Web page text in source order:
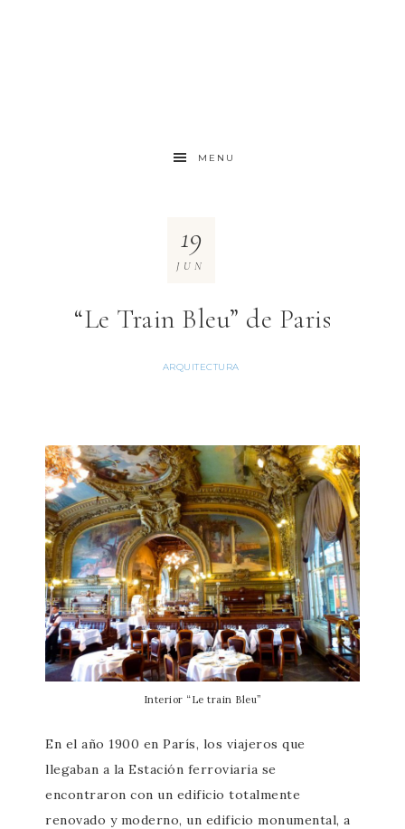
MENU
“Le Train Bleu” de Paris
ARQUITECTURA
19
JUN
Interior “Le train Bleu”
En el año 1900 en París, los viajeros que
llegaban a la Estación ferroviaria se
encontraron con un edificio totalmente
renovado y moderno, un edificio monumental, a